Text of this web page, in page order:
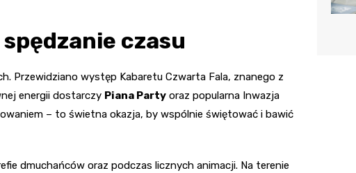
czasu
Przewidziano występ Kabaretu Czwarta Fala, znanego z
energii dostarczy Piana Party oraz popularna Inwazja
– to świetna okazja, by wspólnie świętować i bawić
dmuchańców oraz podczas licznych animacji. Na terenie